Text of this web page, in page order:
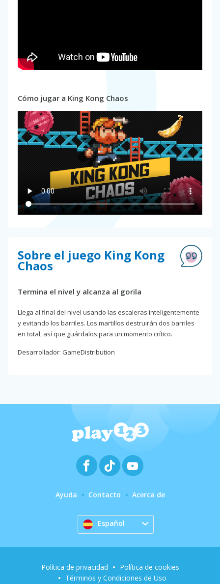
Cómo jugar a King Kong Chaos
Sobre el juego King Kong
Chaos
Termina el nivel y alcanza al gorila
Llega al final del nivel usando las escaleras inteligentemente
y evitando los barriles. Los martillos destruirán dos barriles
en total, así que guárdalos para un momento crítico.
Desarrollador: GameDistribution
Ayuda Contacto Acerca de
Español
Política de privacidad
Política de cookies
Términos y Condiciones de Uso